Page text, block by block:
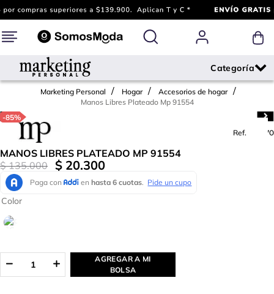
Marketing Personal Hogar
Accesorios de hogar
Manos Libres Plateado Mp 91554
-85%
Ref.
662470
MANOS LIBRES PLATEADO MP 91554
$ 135.000 $ 20.300
Color
AGREGAR A MI
BOLSA